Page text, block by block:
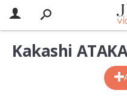
Kakashi